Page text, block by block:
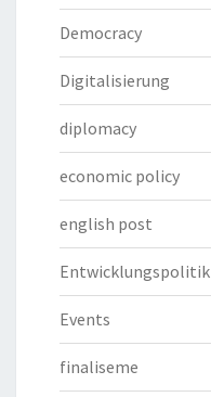
Democracy
Digitalisierung
diplomacy
economic policy
english post
Entwicklungspolitik
Events
finaliseme